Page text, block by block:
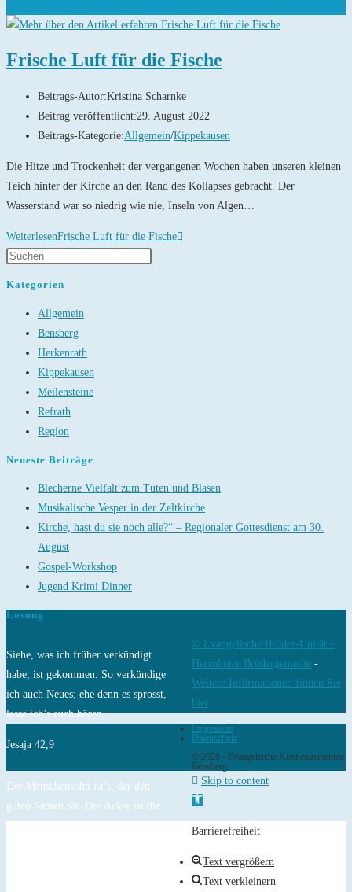
Frische Luft für die Fische
Beitrags-Autor:Kristina Scharnke
Beitrag veröffentlicht:29. August 2022
Beitrags-Kategorie:Allgemein/Kippekausen
Die Hitze und Trockenheit der vergangenen Wochen haben unseren kleinen
Teich hinter der Kirche an den Rand des Kollapses gebracht. Der
Wasserstand war so niedrig wie nie, Inseln von Algen…
WeiterlesenFrische Luft für die Fische
Kategorien
Allgemein
Bensberg
Herkenrath
Kippekausen
Meilensteine
Refrath
Region
Neueste Beiträge
Blecherne Vielfalt zum Tuten und Blasen
Musikalische Vesper in der Zeltkirche
Kirche, hast du sie noch alle?“ – Regionaler Gottesdienst am 30.
August
Gospel-Workshop
Jugend Krimi Dinner
Losung
Siehe, was ich früher verkündigt
habe, ist gekommen. So verkündige
ich auch Neues; ehe denn es sprosst,
lasse ich’s euch hören.
Jesaja 42,9
Der Menschensohn ist’s, der den
guten Samen sät. Der Acker ist die
© Evangelische Brüder-Unität –
Herrnhuter Brüdergemeine -
Weitere Informationen finden Sie
hier
Impressum
Datenschutz
© 2026 - Evangelische Kirchengemeinde
Bensberg
Skip to content
Open toolbar
Barrierefreiheit
Text vergrößern
Text verkleinern